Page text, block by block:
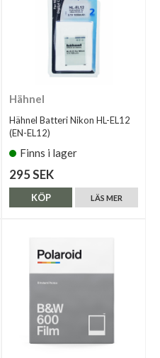
Hähnel
Hähnel Batteri Nikon HL-EL12
(EN-EL12)
Finns i lager
295 SEK
LÄS MER
KÖP